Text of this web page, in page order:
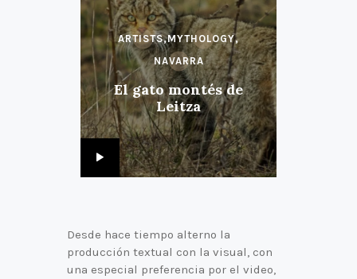
ARTISTS,MYTHOLOGY,
NAVARRA
El gato montés de
Leitza
Desde hace tiempo alterno la
producción textual con la visual, con
una especial preferencia por el video,